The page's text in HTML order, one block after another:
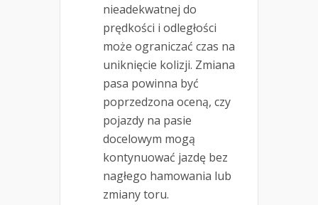
nieadekwatnej do
prędkości i odległości
może ograniczać czas na
uniknięcie kolizji. Zmiana
pasa powinna być
poprzedzona oceną, czy
pojazdy na pasie
docelowym mogą
kontynuować jazdę bez
nagłego hamowania lub
zmiany toru.